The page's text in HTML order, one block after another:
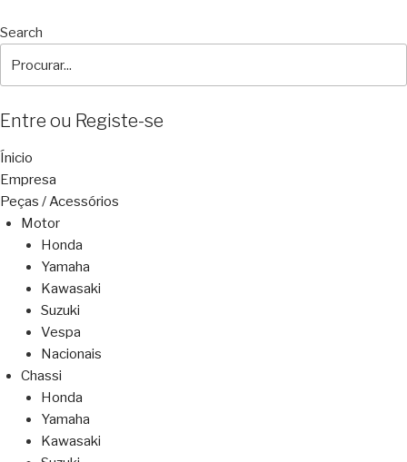
Search
Entre ou Registe-se
Ínicio
Empresa
Peças / Acessórios
Motor
Honda
Yamaha
Kawasaki
Suzuki
Vespa
Nacionais
Chassi
Honda
Yamaha
Kawasaki